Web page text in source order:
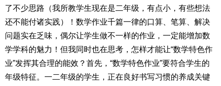
了不少思路（我所教学生现在是二年级，有点小，有些想法
还不能付诸实践）！数学作业千篇一律的口算、笔算、解决
问题实在乏味，偶尔让学生做不一样的作业，一定能增加数
学学科的魅力！但我同时也在思考，怎样才能让“数学特色作
业”发挥其合理的能效？首先，“数学特色作业”要符合学生的
年级特征。一二年级的学生，正在良好书写习惯的养成关键